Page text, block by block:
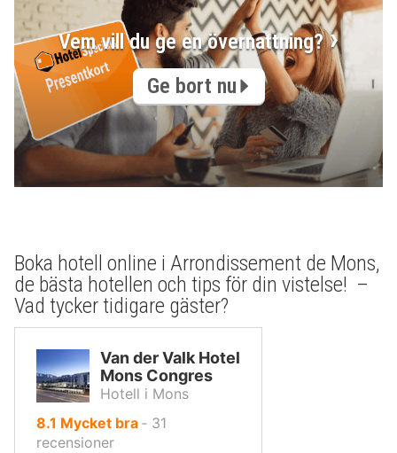
Vem vill du ge en övernattning?
Ge bort nu
Boka hotell online i Arrondissement de Mons,
de bästa hotellen och tips för din vistelse! –
Vad tycker tidigare gäster?
Van der Valk Hotel
Mons Congres
Hotell i Mons
8.1 av
10,
Mycket bra ‐ 31
recensioner